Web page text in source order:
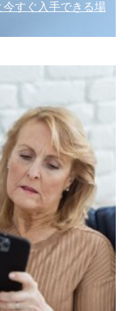
すぐ入手できる場